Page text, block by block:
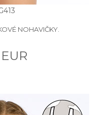
NOHAVIČKY.